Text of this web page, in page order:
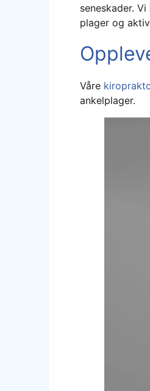
seneskader.
plager og
Våre
ankelplager.